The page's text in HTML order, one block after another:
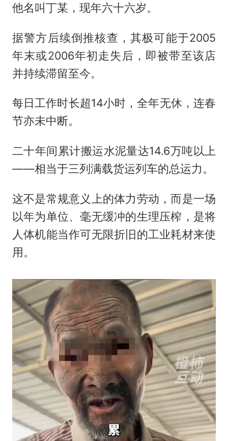
他名叫丁某，现年六十六岁。
据警方后续倒推核查，其极可能于2005
年末或2006年初走失后，即被带至该店
并持续滞留至今。
每日工作时长超14小时，全年无休，连春
节亦未中断。
二十年间累计搬运水泥量达14.6万吨以上
——相当于三列满载货运列车的总运力。
这不是常规意义上的体力劳动，而是一场
以年为单位、毫无缓冲的生理压榨，是将
人体机能当作可无限折旧的工业耗材来使
用。